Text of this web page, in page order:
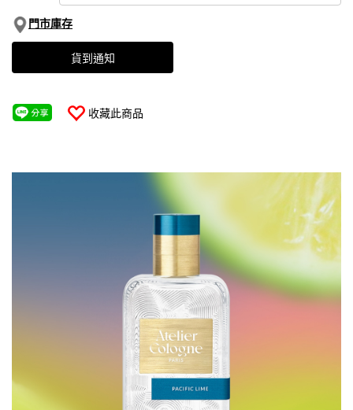
門市庫存
貨到通知
收藏此商品